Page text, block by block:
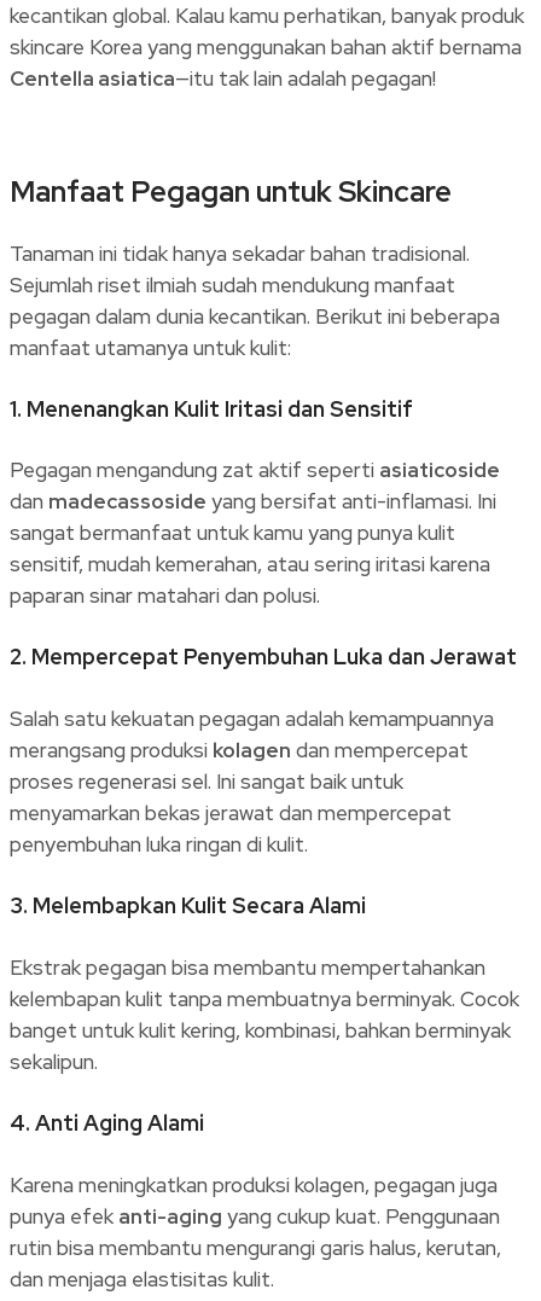
kecantikan global. Kalau kamu perhatikan, banyak produk
skincare Korea yang menggunakan bahan aktif bernama
Centella asiatica—itu tak lain adalah pegagan!
Manfaat Pegagan untuk Skincare
Tanaman ini tidak hanya sekadar bahan tradisional.
Sejumlah riset ilmiah sudah mendukung manfaat
pegagan dalam dunia kecantikan. Berikut ini beberapa
manfaat utamanya untuk kulit:
1. Menenangkan Kulit Iritasi dan Sensitif
Pegagan mengandung zat aktif seperti asiaticoside
dan madecassoside yang bersifat anti-inflamasi. Ini
sangat bermanfaat untuk kamu yang punya kulit
sensitif, mudah kemerahan, atau sering iritasi karena
paparan sinar matahari dan polusi.
2. Mempercepat Penyembuhan Luka dan Jerawat
Salah satu kekuatan pegagan adalah kemampuannya
merangsang produksi kolagen dan mempercepat
proses regenerasi sel. Ini sangat baik untuk
menyamarkan bekas jerawat dan mempercepat
penyembuhan luka ringan di kulit.
3. Melembapkan Kulit Secara Alami
Ekstrak pegagan bisa membantu mempertahankan
kelembapan kulit tanpa membuatnya berminyak. Cocok
banget untuk kulit kering, kombinasi, bahkan berminyak
sekalipun.
4. Anti Aging Alami
Karena meningkatkan produksi kolagen, pegagan juga
punya efek anti-aging yang cukup kuat. Penggunaan
rutin bisa membantu mengurangi garis halus, kerutan,
dan menjaga elastisitas kulit.